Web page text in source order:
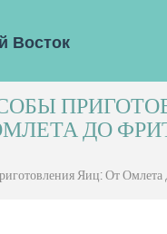
ДО
Яиц: От